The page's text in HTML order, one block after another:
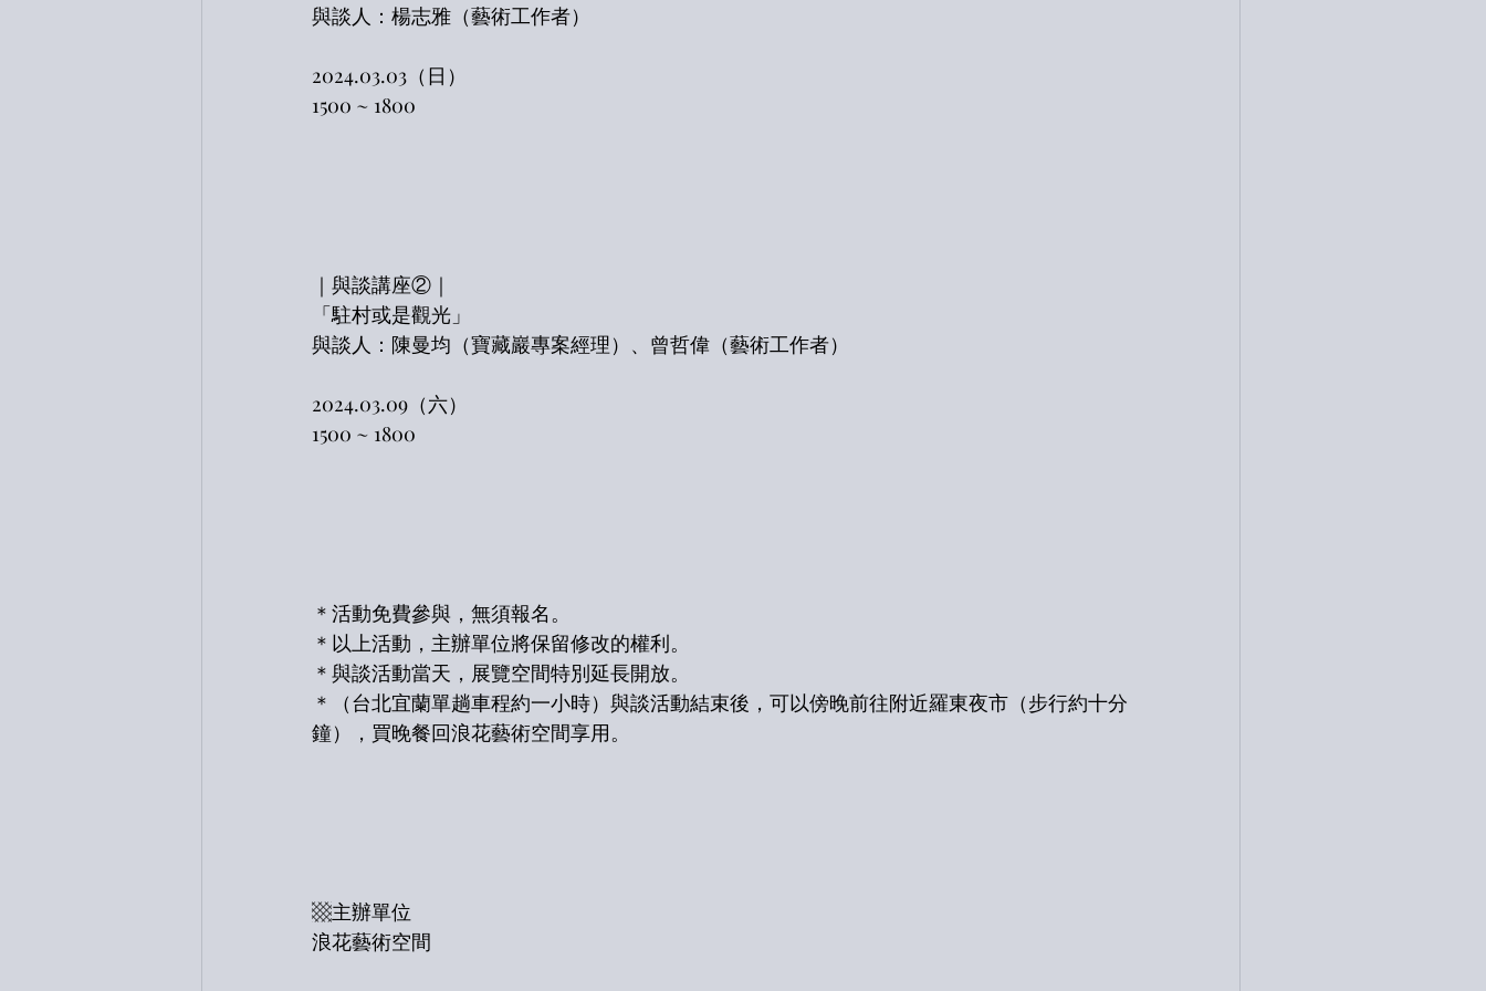
與談人：楊志雅（藝術工作者）
2024.03.03（日）
1500 ~ 1800
｜與談講座②｜
「駐村或是觀光」
與談人：陳曼均（寶藏巖專案經理）、曾哲偉（藝術工作者）
2024.03.09（六）
1500 ~ 1800
＊活動免費參與，無須報名。
＊以上活動，主辦單位將保留修改的權利。
＊與談活動當天，展覽空間特別延長開放。
＊（台北宜蘭單趟車程約一小時）與談活動結束後，可以傍晚前往附近羅東夜市（步行約十分
鐘），買晚餐回浪花藝術空間享用。
▩主辦單位
浪花藝術空間